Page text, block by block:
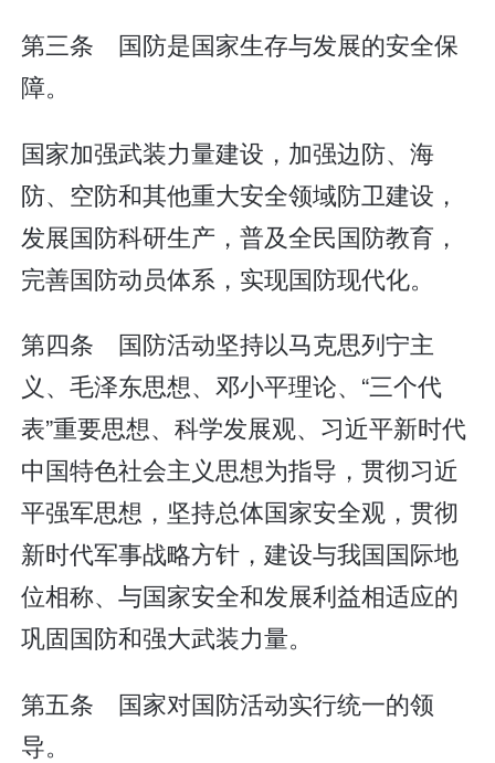
第三条 国防是国家生存与发展的安全保
障。
国家加强武装力量建设，加强边防、海
防、空防和其他重大安全领域防卫建设，
发展国防科研生产，普及全民国防教育，
完善国防动员体系，实现国防现代化。
第四条 国防活动坚持以马克思列宁主
义、毛泽东思想、邓小平理论、“三个代
表”重要思想、科学发展观、习近平新时代
中国特色社会主义思想为指导，贯彻习近
平强军思想，坚持总体国家安全观，贯彻
新时代军事战略方针，建设与我国国际地
位相称、与国家安全和发展利益相适应的
巩固国防和强大武装力量。
第五条 国家对国防活动实行统一的领
导。